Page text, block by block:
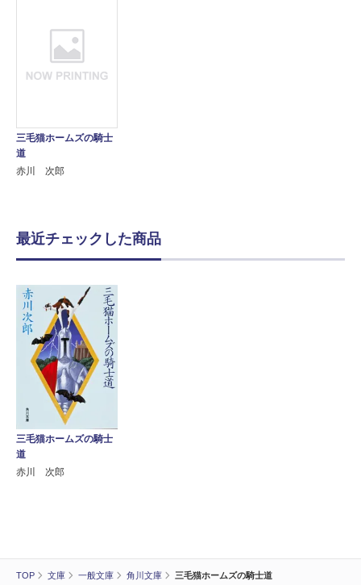
TOP 文庫 一般文庫 角川文庫 三毛猫ホームズの騎士道
三毛猫ホームズの騎士
道
赤川 次郎
最近チェックした商品
三毛猫ホームズの騎士
道
赤川 次郎